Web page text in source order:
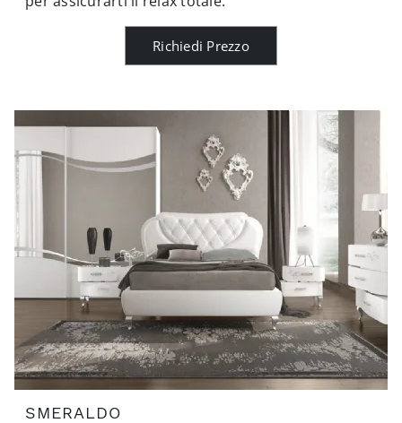
Richiedi Prezzo
SMERALDO